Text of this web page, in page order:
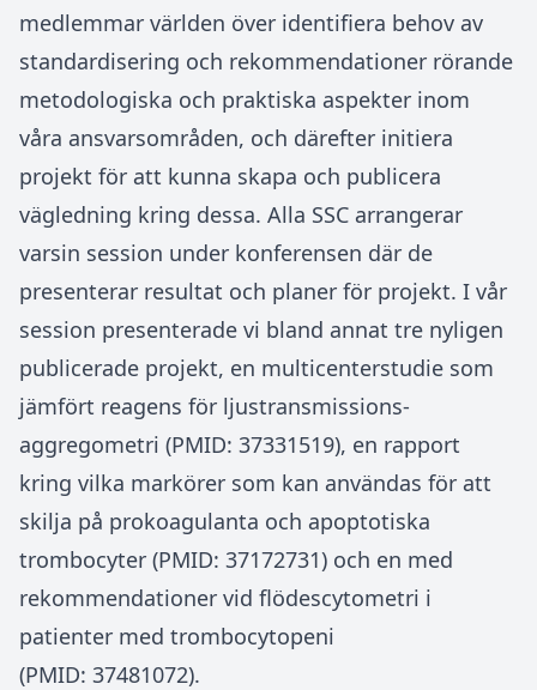
medlemmar världen över identifiera behov av
standardisering och rekommendationer rörande
metodologiska och praktiska aspekter inom
våra ansvarsområden, och därefter initiera
projekt för att kunna skapa och publicera
vägledning kring dessa. Alla SSC arrangerar
varsin session under konferensen där de
presenterar resultat och planer för projekt. I vår
session presenterade vi bland annat tre nyligen
publicerade projekt, en multicenterstudie som
jämfört reagens för ljustransmissions-
aggregometri (PMID: 37331519), en rapport
kring vilka markörer som kan användas för att
skilja på prokoagulanta och apoptotiska
trombocyter (PMID: 37172731) och en med
rekommendationer vid flödescytometri i
patienter med trombocytopeni
(PMID: 37481072).